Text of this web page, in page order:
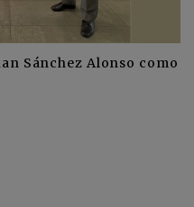
Sánchez Alonso como